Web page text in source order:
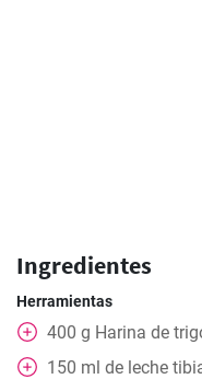
Ingredientes
Herramientas
400 g Harina de
150 ml de leche